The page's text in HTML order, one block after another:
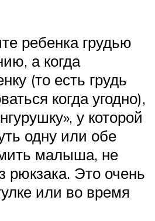
ребенка грудью
а когда
(то есть грудь
когда угодно),
у которой
одну или обе
малыша, не
рюкзака. Это очень
или во время